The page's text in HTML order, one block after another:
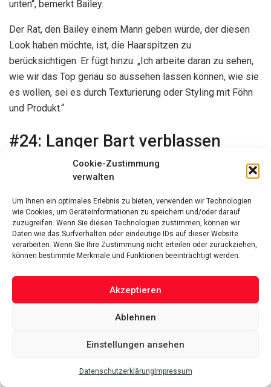
Cookie-Zustimmung
verwalten
Um Ihnen ein optimales Erlebnis zu bieten, verwenden wir Technologien
wie Cookies, um Geräteinformationen zu speichern und/oder darauf
zuzugreifen. Wenn Sie diesen Technologien zustimmen, können wir
Daten wie das Surfverhalten oder eindeutige IDs auf dieser Website
verarbeiten. Wenn Sie Ihre Zustimmung nicht erteilen oder zurückziehen,
können bestimmte Merkmale und Funktionen beeinträchtigt werden.
Akzeptieren
Ablehnen
Einstellungen ansehen
Datenschutzerklärung Impressum
unten“, bemerkt Bailey.
Der Rat, den Bailey einem Mann geben würde, der diesen
Look haben möchte, ist, die Haarspitzen zu
berücksichtigen. Er fügt hinzu: „Ich arbeite daran zu sehen,
wie wir das Top genau so aussehen lassen können, wie sie
es wollen, sei es durch Texturierung oder Styling mit Föhn
und Produkt.“
#24: Langer Bart verblassen